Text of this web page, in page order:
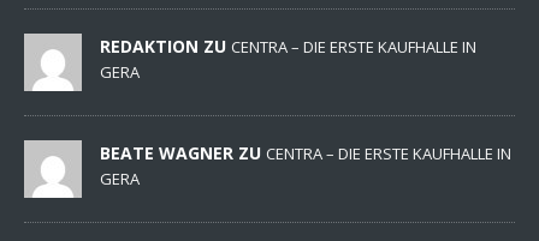
REDAKTION ZU CENTRA – DIE ERSTE KAUFHALLE IN
GERA
BEATE WAGNER ZU CENTRA – DIE ERSTE KAUFHALLE IN
GERA